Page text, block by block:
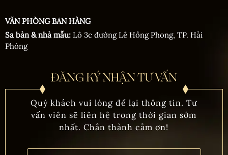
VĂN PHÒNG BÁN HÀNG
Sa bàn & nhà mẫu: Lô 3c đường Lê Hồng Phong, TP. Hải
Phòng
Quý khách vui lòng để lại thông tin. Tư
vấn viên sẽ liên hệ trong thời gian sớm
nhất. Chân thành cảm ơn!